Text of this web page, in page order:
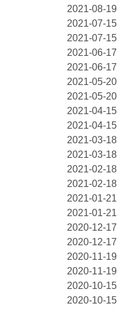
2021-08-19
2021-07-15
2021-07-15
2021-06-17
2021-06-17
2021-05-20
2021-05-20
2021-04-15
2021-04-15
2021-03-18
2021-03-18
2021-02-18
2021-02-18
2021-01-21
2021-01-21
2020-12-17
2020-12-17
2020-11-19
2020-11-19
2020-10-15
2020-10-15